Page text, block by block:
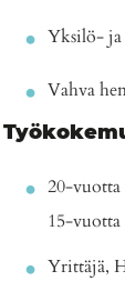
Yksilö- ja
Vahva
20-vuotta
15-
Yrittäjä,